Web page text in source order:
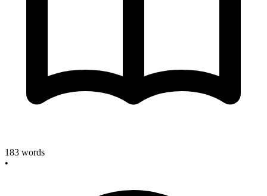
183 words
•